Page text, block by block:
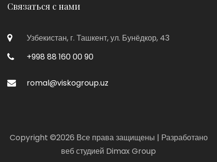
Связаться с нами
Узбекистан, г. Ташкент, ул. Бунёдкор, 43
+998 88 160 00 90
romal@viskogroup.uz
Copyright ©2026 Все права защищены | Разработано
веб студией Dimax Group